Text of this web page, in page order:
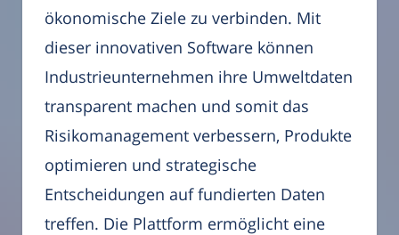
ökonomische Ziele zu verbinden. Mit
dieser innovativen Software können
Industrieunternehmen ihre Umweltdaten
transparent machen und somit das
Risikomanagement verbessern, Produkte
optimieren und strategische
Entscheidungen auf fundierten Daten
treffen. Die Plattform ermöglicht eine